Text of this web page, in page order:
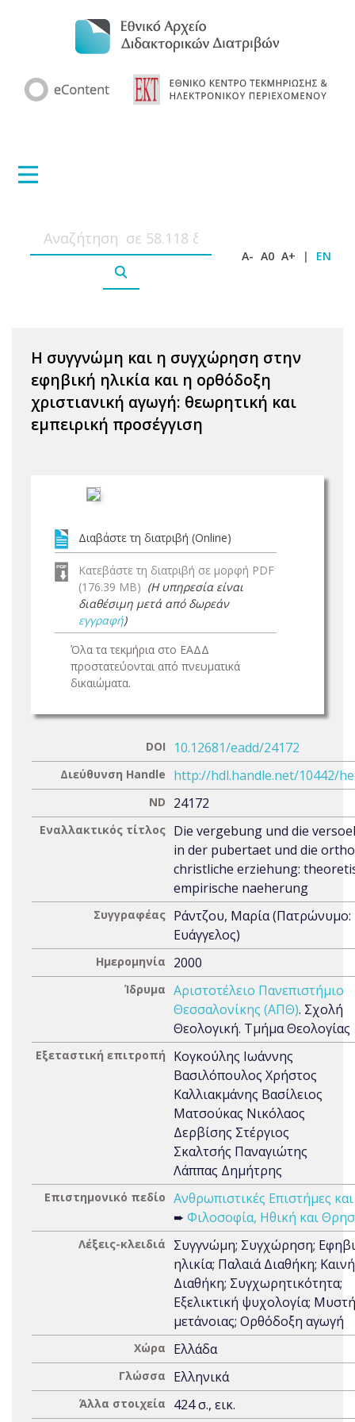
A- A0 A+ | EN
Η συγγνώμη και η συγχώρηση στην
εφηβική ηλικία και η ορθόδοξη
χριστιανική αγωγή: θεωρητική και
εμπειρική προσέγγιση
Διαβάστε τη διατριβή (Online)
Κατεβάστε τη διατριβή σε μορφή PDF
(176.39 MB) (Η υπηρεσία είναι
διαθέσιμη μετά από δωρεάν
εγγραφή)
Όλα τα τεκμήρια στο ΕΑΔΔ
προστατεύονται από πνευματικά
δικαιώματα.
DOI 10.12681/eadd/24172
Διεύθυνση Handle http://hdl.handle.net/10442/
ND 24172
Εναλλακτικός τίτλος Die vergebung und die
in der pubertaet und die
christliche erziehung:
empirische naeherung
Συγγραφέας Ράντζου, Μαρία (Πατρώνυμο:
Ευάγγελος)
Ημερομηνία 2000
Ίδρυμα Αριστοτέλειο Πανεπιστήμιο
Θεσσαλονίκης (ΑΠΘ). Σχολή
Θεολογική. Τμήμα Θεολογίας
Εξεταστική επιτροπή
Κογκούλης Ιωάννης
Βασιλόπουλος Χρήστος
Καλλιακμάνης Βασίλειος
Ματσούκας Νικόλαος
Δερβίσης Στέργιος
Σκαλτσής Παναγιώτης
Λάππας Δημήτρης
Επιστημονικό πεδίο Ανθρωπιστικές Επιστήμες
➨ Φιλοσοφία, Ηθική και
Λέξεις-κλειδιά
Συγγνώμη; Συγχώρηση;
ηλικία; Παλαιά Διαθήκη; Καινή
Διαθήκη; Συγχωρητικότητα;
Εξελικτική ψυχολογία;
μετάνοιας; Ορθόδοξη αγωγή
Χώρα Ελλάδα
Γλώσσα Ελληνικά
Άλλα στοιχεία 424 σ., εικ.